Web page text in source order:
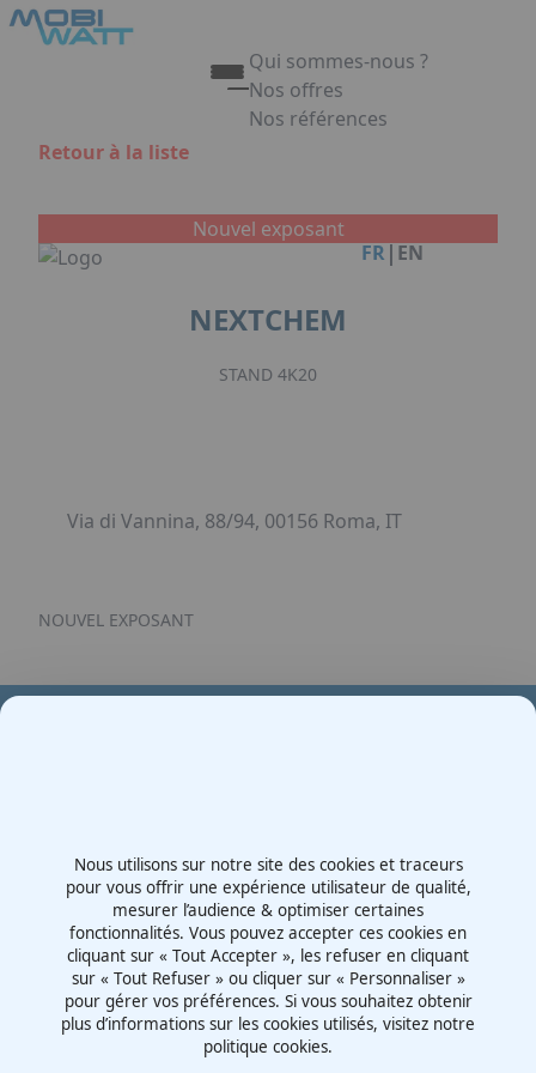
Aller au contenu principal
Qui sommes-nous ?
Nos offres
Nos références
FR|EN
Retour à la liste
Nouvel exposant
NEXTCHEM
STAND 4K20
Via di Vannina, 88/94, 00156 Roma, IT
NOUVEL EXPOSANT
Contactez-nous
Route d'Irigny, Z.I. Nord
69530 - Brignais
France
Panneau de gestion des cookies
Nous utilisons sur notre site des cookies et traceurs
pour vous offrir une expérience utilisateur de qualité,
mesurer l’audience & optimiser certaines
fonctionnalités. Vous pouvez accepter ces cookies en
cliquant sur « Tout Accepter », les refuser en cliquant
sur « Tout Refuser » ou cliquer sur « Personnaliser »
pour gérer vos préférences. Si vous souhaitez obtenir
plus d’informations sur les cookies utilisés, visitez notre
politique cookies.